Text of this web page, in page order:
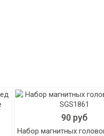
90 руб
Набор магнитных